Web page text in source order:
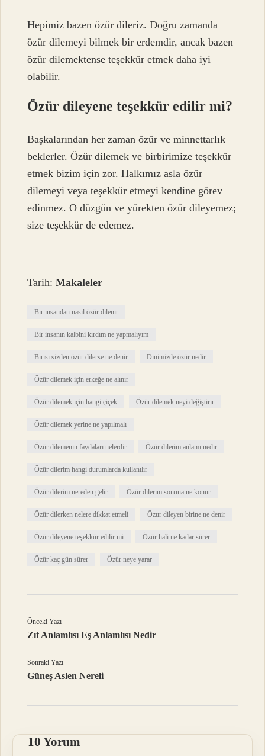
Hepimiz bazen özür dileriz. Doğru zamanda
özür dilemeyi bilmek bir erdemdir, ancak bazen
özür dilemektense teşekkür etmek daha iyi
olabilir.
Özür dileyene teşekkür edilir mi?
Başkalarından her zaman özür ve minnettarlık
beklerler. Özür dilemek ve birbirimize teşekkür
etmek bizim için zor. Halkımız asla özür
dilemeyi veya teşekkür etmeyi kendine görev
edinmez. O düzgün ve yürekten özür dileyemez;
size teşekkür de edemez.
Tarih:Makaleler
Bir insandan nasıl özür dilenir
Bir insanın kalbini kırdım ne yapmalıyım
Birisi sizden özür dilerse ne denir Dinimizde özür nedir
Özür dilemek için erkeğe ne alınır
Özür dilemek için hangi çiçek Özür dilemek neyi değiştirir
Özür dilemek yerine ne yapılmalı
Özür dilemenin faydaları nelerdir Özür dilerim anlamı nedir
Özür dilerim hangi durumlarda kullanılır
Özür dilerim nereden gelir Özür dilerim sonuna ne konur
Özür dilerken nelere dikkat etmeli Özur dileyen birine ne denir
Özür dileyene teşekkür edilir mi Özür hali ne kadar sürer
Özür kaç gün sürer Özür neye yarar
Önceki Yazı
Zıt Anlamlısı Eş Anlamlısı Nedir
Sonraki Yazı
Güneş Aslen Nereli
10 Yorum